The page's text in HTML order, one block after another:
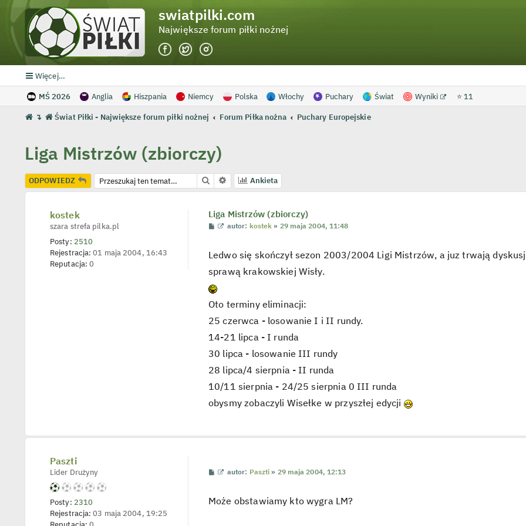
swiatpilki.com
Największe forum piłki nożnej
Więcej…
MŚ 2026 Anglia Hiszpania Niemcy Polska Włochy Puchary Świat Wyniki ⭐ 11
↴ Świat Piłki - Największe forum piłki nożnej Forum Piłka nożna Puchary Europejskie
Liga Mistrzów (zbiorczy)
ODPOWIEDZ Szukaj Wyszukiwanie zaawansowane
Ankieta
kostek
szara strefa pilka.pl
Posty: 2510
Rejestracja: 01 maja 2004, 16:43
Reputacja: 0
Liga Mistrzów (zbiorczy)
P
W
i
t
o
d
y
n
c
z
y
p
o
s
autor: kostek » 29 maja 2004, 11:48
Ledwo się skończył sezon 2003/2004 Ligi Mistrzów, a juz trwają
sprawą krakowskiej Wisły.
Oto terminy eliminacji:
25 czerwca - losowanie I i II rundy.
14-21 lipca - I runda
30 lipca - losowanie III rundy
28 lipca/4 sierpnia - II runda
10/11 sierpnia - 24/25 sierpnia 0 III runda
obysmy zobaczyli Wisełke w przyszłej edycji
Paszti
Lider Drużyny
Posty: 2310
Rejestracja: 03 maja 2004, 19:25
Reputacja: 0
P
t
W
i
autor: Paszti » 29 maja 2004, 12:13
Może obstawiamy kto wygra LM?